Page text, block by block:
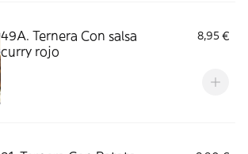
49A. Ternera Con salsa
curry rojo
8,95 €